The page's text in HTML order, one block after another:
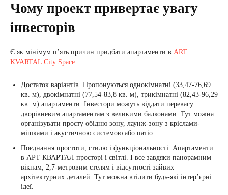
Чому проект привертає увагу
інвесторів
Є як мінімум п’ять причин придбати апартаменти в ART
KVARTAL City Space:
Достаток варіантів. Пропонуються однокімнатні (33,47-76,69
кв. м), двокімнатні (77,54-83,8 кв. м), трикімнатні (82,43-96,29
кв. м) апартаменти. Інвестори можуть віддати перевагу
дворівневим апартаментам з великими балконами. Тут можна
організувати просту обідню зону, лаунж-зону з кріслами-
мішками і акустичною системою або патіо.
Поєднання простоти, стилю і функціональності. Апартаменти
в АРТ КВАРТАЛ просторі і світлі. І все завдяки панорамним
вікнам, 2,7-метровим стелям і відсутності зайвих
архітектурних деталей. Тут можна втілити будь-які інтер’єрні
ідеї.